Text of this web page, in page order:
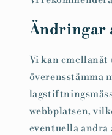
Ändringar
Vi kan
överensstämma
webbplatsen,
eventuella